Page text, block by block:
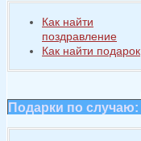
Как найти
поздравление
Как найти подарок
Подарки по случаю: